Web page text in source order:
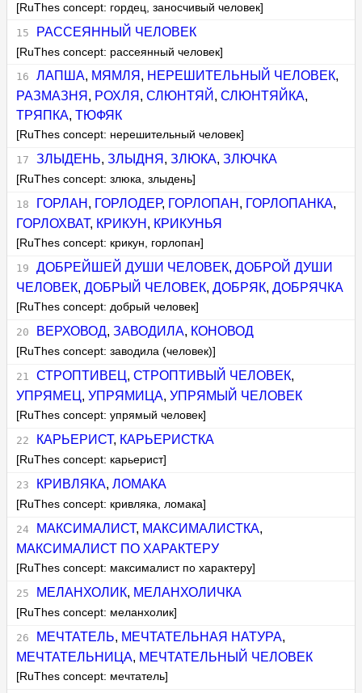
[RuThes concept: гордец, заносчивый человек]
РАССЕЯННЫЙ ЧЕЛОВЕК
[RuThes concept: рассеянный человек]
ЛАПША, МЯМЛЯ , НЕРЕШИТЕЛЬНЫЙ ЧЕЛОВЕК,
РАЗМАЗНЯ , РОХЛЯ ,СЛЮНТЯЙ ,СЛЮНТЯЙКА,
ТРЯПКА,ТЮФЯК
[RuThes concept: нерешительный человек]
ЗЛЫДЕНЬ, ЗЛЫДНЯ , ЗЛЮКА, ЗЛЮЧКА
[RuThes concept: злюка, злыдень]
ГОРЛАН , ГОРЛОДЕР, ГОРЛОПАН , ГОРЛОПАНКА,
ГОРЛОХВАТ, КРИКУН , КРИКУНЬЯ
[RuThes concept: крикун, горлопан]
ДОБРЕЙШЕЙ ДУШИ ЧЕЛОВЕК, ДОБРОЙ ДУШИ
ЧЕЛОВЕК,ДОБРЫЙ ЧЕЛОВЕК,ДОБРЯК,ДОБРЯЧКА
[RuThes concept: добрый человек]
ВЕРХОВОД, ЗАВОДИЛА, КОНОВОД
[RuThes concept: заводила (человек)]
СТРОПТИВЕЦ, СТРОПТИВЫЙ ЧЕЛОВЕК,
УПРЯМЕЦ,УПРЯМИЦА,УПРЯМЫЙ ЧЕЛОВЕК
[RuThes concept: упрямый человек]
КАРЬЕРИСТ, КАРЬЕРИСТКА
[RuThes concept: карьерист]
КРИВЛЯКА, ЛОМАКА
[RuThes concept: кривляка, ломака]
МАКСИМАЛИСТ, МАКСИМАЛИСТКА,
МАКСИМАЛИСТ ПО ХАРАКТЕРУ
[RuThes concept: максималист по характеру]
МЕЛАНХОЛИК, МЕЛАНХОЛИЧКА
[RuThes concept: меланхолик]
МЕЧТАТЕЛЬ, МЕЧТАТЕЛЬНАЯ НАТУРА,
МЕЧТАТЕЛЬНИЦА, МЕЧТАТЕЛЬНЫЙ ЧЕЛОВЕК
[RuThes concept: мечтатель]